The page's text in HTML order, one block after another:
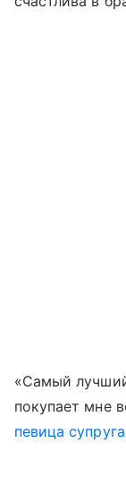
«Самый
покупает мне
певица супруга